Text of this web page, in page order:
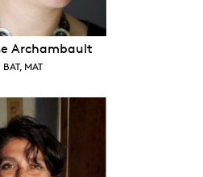
Archambault
BAT, MAT